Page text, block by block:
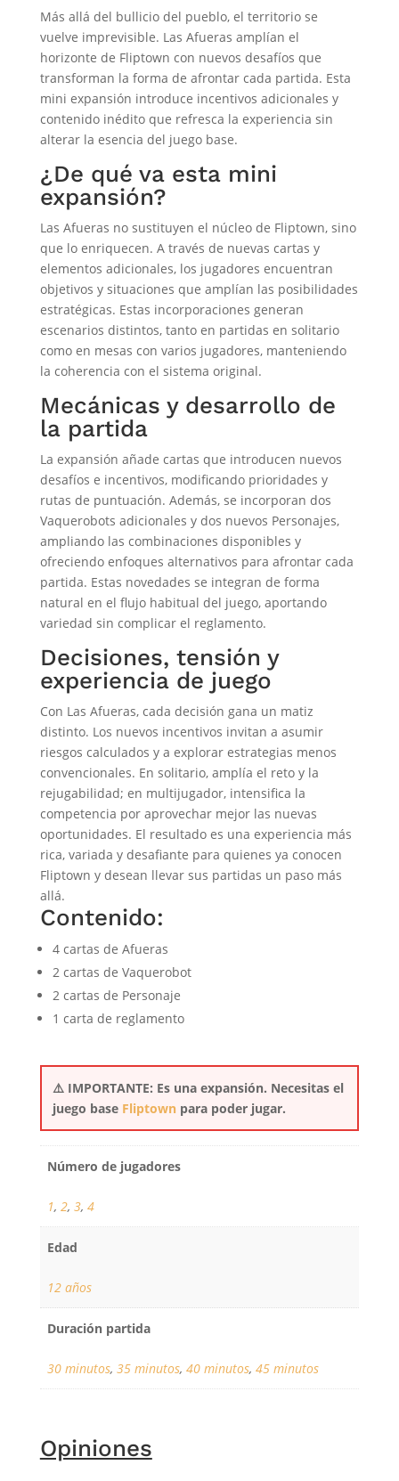
Más allá del bullicio del pueblo, el territorio se
vuelve imprevisible. Las Afueras amplían el
horizonte de Fliptown con nuevos desafíos que
transforman la forma de afrontar cada partida. Esta
mini expansión introduce incentivos adicionales y
contenido inédito que refresca la experiencia sin
alterar la esencia del juego base.
¿De qué va esta mini
expansión?
Las Afueras no sustituyen el núcleo de Fliptown, sino
que lo enriquecen. A través de nuevas cartas y
elementos adicionales, los jugadores encuentran
objetivos y situaciones que amplían las posibilidades
estratégicas. Estas incorporaciones generan
escenarios distintos, tanto en partidas en solitario
como en mesas con varios jugadores, manteniendo
la coherencia con el sistema original.
Mecánicas y desarrollo de
la partida
La expansión añade cartas que introducen nuevos
desafíos e incentivos, modificando prioridades y
rutas de puntuación. Además, se incorporan dos
Vaquerobots adicionales y dos nuevos Personajes,
ampliando las combinaciones disponibles y
ofreciendo enfoques alternativos para afrontar cada
partida. Estas novedades se integran de forma
natural en el flujo habitual del juego, aportando
variedad sin complicar el reglamento.
Decisiones, tensión y
experiencia de juego
Con Las Afueras, cada decisión gana un matiz
distinto. Los nuevos incentivos invitan a asumir
riesgos calculados y a explorar estrategias menos
convencionales. En solitario, amplía el reto y la
rejugabilidad; en multijugador, intensifica la
competencia por aprovechar mejor las nuevas
oportunidades. El resultado es una experiencia más
rica, variada y desafiante para quienes ya conocen
Fliptown y desean llevar sus partidas un paso más
allá.
Contenido:
4 cartas de Afueras
2 cartas de Vaquerobot
2 cartas de Personaje
1 carta de reglamento
⚠️ IMPORTANTE: Es una expansión. Necesitas el
juego base Fliptownpara poder jugar.
Número de jugadores
1, 2, 3, 4
Edad
12 años
Duración partida
30 minutos, 35 minutos, 40 minutos, 45 minutos
Opiniones